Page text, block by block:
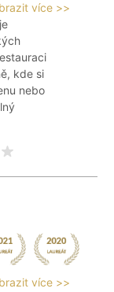
více >>
kde si
nebo
více >>